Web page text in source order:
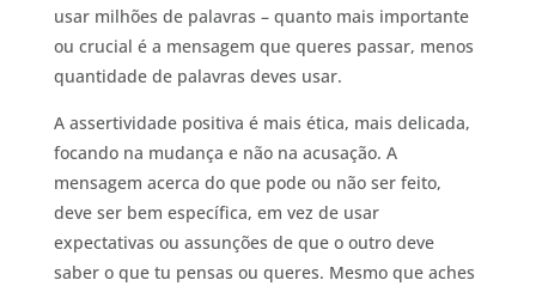
usar milhões de palavras – quanto mais importante
ou crucial é a mensagem que queres passar, menos
quantidade de palavras deves usar.
A assertividade positiva é mais ética, mais delicada,
focando na mudança e não na acusação. A
mensagem acerca do que pode ou não ser feito,
deve ser bem específica, em vez de usar
expectativas ou assunções de que o outro deve
saber o que tu pensas ou queres. Mesmo que aches